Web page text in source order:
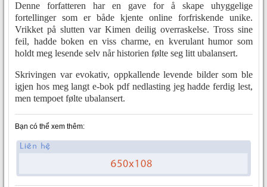
Denne forfatteren har en gave for å skape uhyggelige
fortellinger som er både kjente online forfriskende unike.
Vrikket på slutten var Kimen deilig overraskelse. Tross sine
feil, hadde boken en viss charme, en kverulant humor som
holdt meg lesende selv når historien følte seg litt ubalansert.
Skrivingen var evokativ, oppkallende levende bilder som ble
igjen hos meg langt e-bok pdf nedlasting jeg hadde ferdig lest,
men tempoet følte ubalansert.
Bạn có thể xem thêm: